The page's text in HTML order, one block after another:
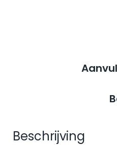
Beschrijving